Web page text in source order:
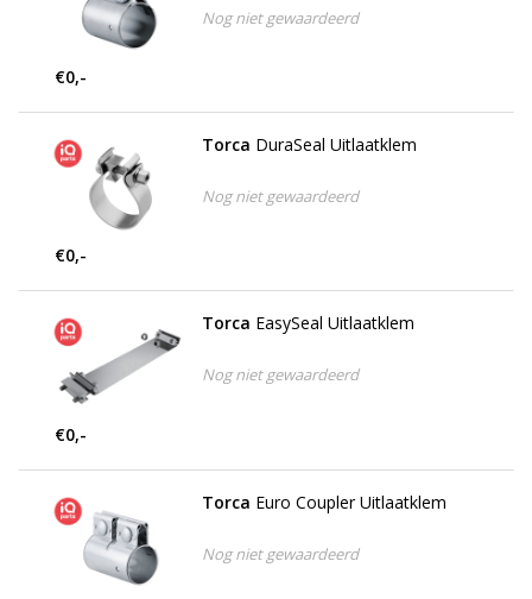
Nog niet gewaardeerd
€0,-
Torca DuraSeal Uitlaatklem
Nog niet gewaardeerd
€0,-
Torca EasySeal Uitlaatklem
Nog niet gewaardeerd
€0,-
Torca Euro Coupler Uitlaatklem
Nog niet gewaardeerd